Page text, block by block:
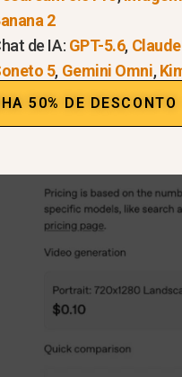
vídeos de marketing
visual era
2
de IA: GPT-5.6,
5, Gemini Omni,
50% DE